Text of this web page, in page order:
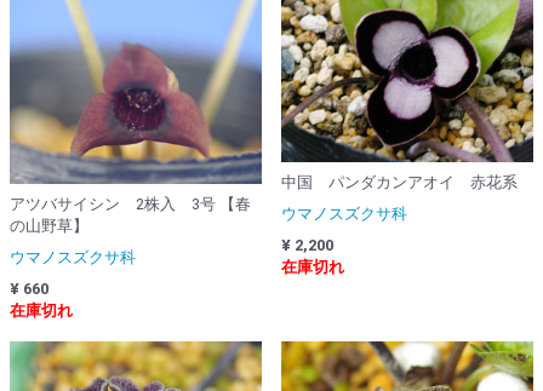
アツバサイシン 2株入 3号 【春
の山野草】
ウマノスズクサ科
¥ 660
在庫切れ
中国 パンダカンアオイ 赤花系
ウマノスズクサ科
¥ 2,200
在庫切れ